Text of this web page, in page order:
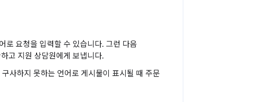
요청을 입력할 수 있습니다. 그런 다음
고 지원 상담원에게 보냅니다.
사하지 못하는 언어로 게시물이 표시될 때 주문